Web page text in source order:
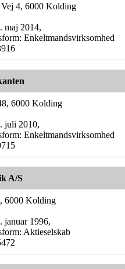
Vej 4, 6000 Kolding
maj 2014,
Enkeltmandsvirksomhed
6000 Kolding
juli 2010,
Enkeltmandsvirksomhed
A/S
6000 Kolding
januar 1996,
Aktieselskab